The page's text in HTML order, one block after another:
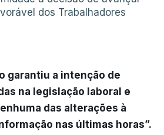
dos Trabalhadores
garantiu a intenção de
na legislação laboral e
das alterações à
nas últimas horas”.